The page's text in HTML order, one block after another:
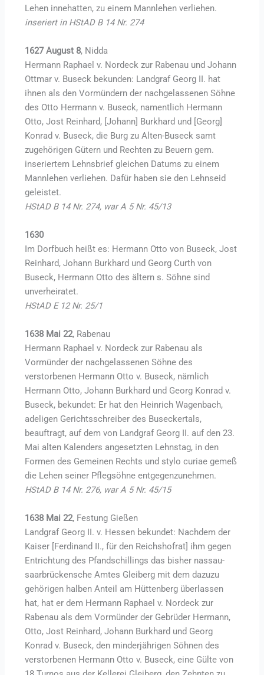
Lehen innehatten, zu einem Mannlehen verliehen.
inseriert in HStAD B 14 Nr. 274
1627 August 8, Nidda
Hermann Raphael v. Nordeck zur Rabenau und Johann
Ottmar v. Buseck bekunden: Landgraf Georg II. hat
ihnen als den Vormündern der nachgelassenen Söhne
des Otto Hermann v. Buseck, namentlich Hermann
Otto, Jost Reinhard, [Johann] Burkhard und [Georg]
Konrad v. Buseck, die Burg zu Alten-Buseck samt
zugehörigen Gütern und Rechten zu Beuern gem.
inseriertem Lehnsbrief gleichen Datums zu einem
Mannlehen verliehen. Dafür haben sie den Lehnseid
geleistet.
HStAD B 14 Nr. 274, war A 5 Nr. 45/13
1630
Im Dorfbuch heißt es: Hermann Otto von Buseck, Jost
Reinhard, Johann Burkhard und Georg Curth von
Buseck, Hermann Otto des ältern s. Söhne sind
unverheiratet.
HStAD E 12 Nr. 25/1
1638 Mai 22, Rabenau
Hermann Raphael v. Nordeck zur Rabenau als
Vormünder der nachgelassenen Söhne des
verstorbenen Hermann Otto v. Buseck, nämlich
Hermann Otto, Johann Burkhard und Georg Konrad v.
Buseck, bekundet: Er hat den Heinrich Wagenbach,
adeligen Gerichtsschreiber des Buseckertals,
beauftragt, auf dem von Landgraf Georg II. auf den 23.
Mai alten Kalenders angesetzten Lehnstag, in den
Formen des Gemeinen Rechts und stylo curiae gemeß
die Lehen seiner Pflegsöhne entgegenzunehmen.
HStAD B 14 Nr. 276, war A 5 Nr. 45/15
1638 Mai 22, Festung Gießen
Landgraf Georg II. v. Hessen bekundet: Nachdem der
Kaiser [Ferdinand II., für den Reichshofrat] ihm gegen
Entrichtung des Pfandschillings das bisher nassau-
saarbrückensche Amtes Gleiberg mit dem dazuzu
gehörigen halben Anteil am Hüttenberg überlassen
hat, hat er dem Hermann Raphael v. Nordeck zur
Rabenau als dem Vormünder der Gebrüder Hermann,
Otto, Jost Reinhard, Johann Burkhard und Georg
Konrad v. Buseck, den minderjährigen Söhnen des
verstorbenen Hermann Otto v. Buseck, eine Gülte von